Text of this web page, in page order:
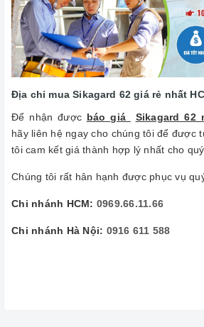
Địa chỉ mua Sikagard 62 giá rẻ nhất
Để nhận được báo giá Sikagard 62
hãy liên hệ ngay cho chúng tôi để được
tôi cam kết giá thành hợp lý nhất cho
Chúng tôi rất hân hạnh được phục vụ
Chi nhánh HCM: 0969.66.11.66
Chi nhánh Hà Nội: 0916 611 588